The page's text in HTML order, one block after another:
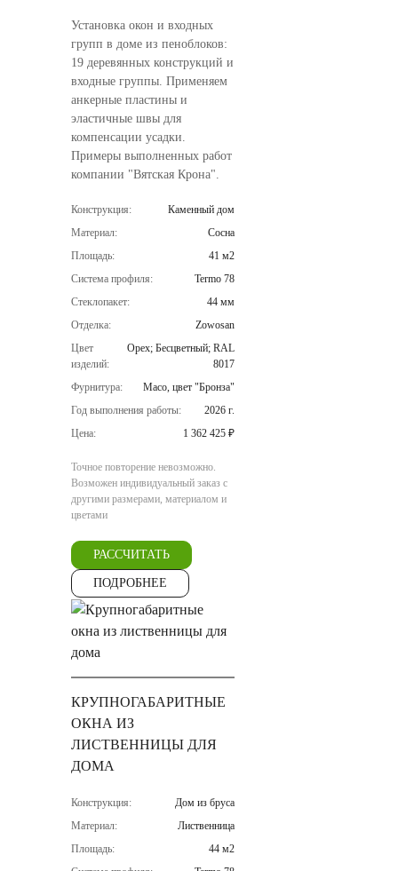
Установка окон и входных
групп в доме из пеноблоков:
19 деревянных конструкций и
входные группы. Применяем
анкерные пластины и
эластичные швы для
компенсации усадки.
Примеры выполненных работ
компании "Вятская Крона".
Конструкция:
Каменный дом
Материал:
Сосна
Площадь:
41 м2
Система профиля:
Termo 78
Стеклопакет:
44 мм
Отделка:
Zowosan
Цвет
изделий:
Орех; Бесцветный; RAL
8017
Фурнитура:
Maco, цвет "Бронза"
Год выполнения работы:
2026 г.
Цена:
1 362 425 ₽
Точное повторение невозможно.
Возможен индивидуальный заказ с
другими размерами, материалом и
цветами
РАССЧИТАТЬ
ПОДРОБНЕЕ
КРУПНОГАБАРИТНЫЕ
ОКНА ИЗ
ЛИСТВЕННИЦЫ ДЛЯ
ДОМА
Конструкция:
Дом из бруса
Материал:
Лиственница
Площадь:
44 м2